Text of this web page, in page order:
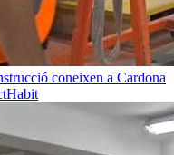
coneixen a Cardona